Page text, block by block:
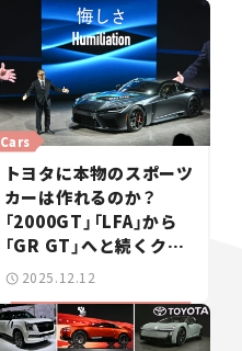
Cars
トヨタに本物のスポーツ
カーは作れるのか？
「2000GT」「LFA」から
「GR GT」へと続くクル
マ屋の挑戦の物語
2025.12.12